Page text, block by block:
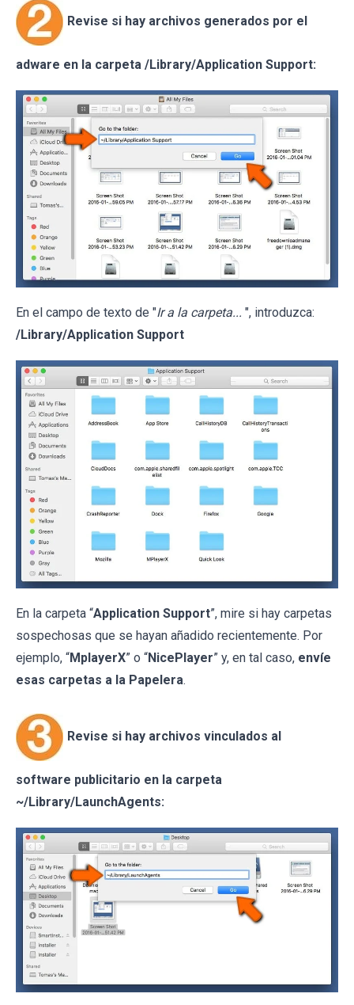
Revise si hay archivos generados por el
adware en la carpeta /Library/Application Support:
En el campo de texto de "Ir a la carpeta... ", introduzca:
/Library/Application Support
En la carpeta “Application Support”, mire si hay carpetas
sospechosas que se hayan añadido recientemente. Por
ejemplo, “MplayerX” o “NicePlayer” y, en tal caso, envíe
esas carpetas a la Papelera.
Revise si hay archivos vinculados al
software publicitario en la carpeta
~/Library/LaunchAgents: